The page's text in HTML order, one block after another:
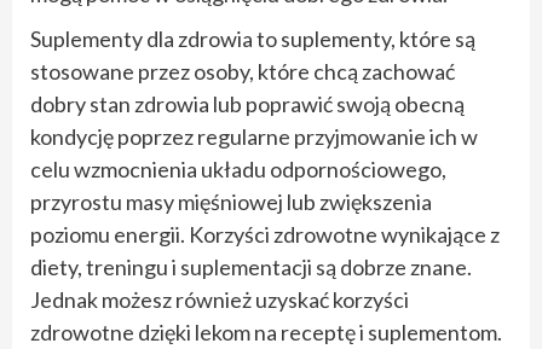
Suplementy dla zdrowia to suplementy, które są
stosowane przez osoby, które chcą zachować
dobry stan zdrowia lub poprawić swoją obecną
kondycję poprzez regularne przyjmowanie ich w
celu wzmocnienia układu odpornościowego,
przyrostu masy mięśniowej lub zwiększenia
poziomu energii. Korzyści zdrowotne wynikające z
diety, treningu i suplementacji są dobrze znane.
Jednak możesz również uzyskać korzyści
zdrowotne dzięki lekom na receptę i suplementom.